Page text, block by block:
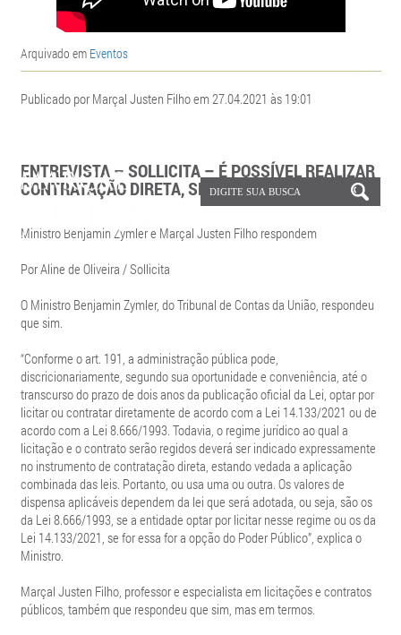
Arquivado em Eventos
Publicado por Marçal Justen Filho em 27.04.2021 às 19:01
ENTREVISTA – SOLLICITA – É POSSÍVEL REALIZAR
CONTRATAÇÃO DIRETA, SEGUNDO A NOVA LEI?
Ministro Benjamin Zymler e Marçal Justen Filho respondem
Por Aline de Oliveira / Sollicita
O Ministro Benjamin Zymler, do Tribunal de Contas da União, respondeu
que sim.
“Conforme o art. 191, a administração pública pode,
discricionariamente, segundo sua oportunidade e conveniência, até o
transcurso do prazo de dois anos da publicação oficial da Lei, optar por
licitar ou contratar diretamente de acordo com a Lei 14.133/2021 ou de
acordo com a Lei 8.666/1993. Todavia, o regime jurídico ao qual a
licitação e o contrato serão regidos deverá ser indicado expressamente
no instrumento de contratação direta, estando vedada a aplicação
combinada das leis. Portanto, ou usa uma ou outra. Os valores de
dispensa aplicáveis dependem da lei que será adotada, ou seja, são os
da Lei 8.666/1993, se a entidade optar por licitar nesse regime ou os da
Lei 14.133/2021, se for essa for a opção do Poder Público”, explica o
Ministro.
Marçal Justen Filho, professor e especialista em licitações e contratos
públicos, também que respondeu que sim, mas em termos.